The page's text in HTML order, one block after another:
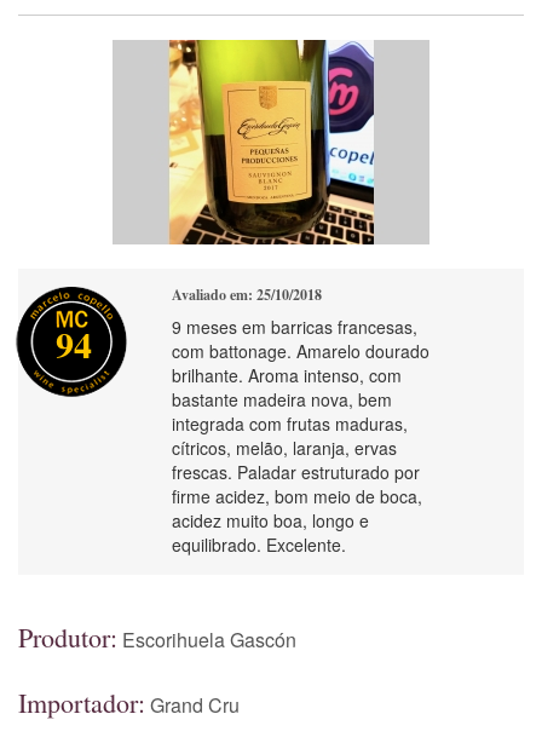
94
Avaliado em: 25/10/2018
9 meses em barricas francesas,
com battonage. Amarelo dourado
brilhante. Aroma intenso, com
bastante madeira nova, bem
integrada com frutas maduras,
cítricos, melão, laranja, ervas
frescas. Paladar estruturado por
firme acidez, bom meio de boca,
acidez muito boa, longo e
equilibrado. Excelente.
Produtor: Escorihuela Gascón
Importador: Grand Cru